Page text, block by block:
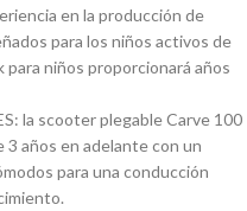
en la producción de
para los niños activos de
niños proporcionará años
la scooter plegable Carve 100
3 años en adelante con un
para una conducción